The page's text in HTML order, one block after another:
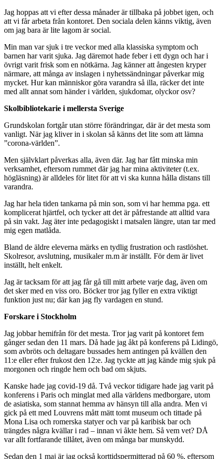
Jag hoppas att vi efter dessa månader är tillbaka på jobbet igen, och
att vi får arbeta från kontoret. Den sociala delen känns viktig, även
om jag bara är lite lagom är social.
Min man var sjuk i tre veckor med alla klassiska symptom och
barnen har varit sjuka. Jag däremot hade feber i ett dygn och har i
övrigt varit frisk som en nötkärna. Jag känner att ångesten kryper
närmare, att många av inslagen i nyhetssändningar påverkar mig
mycket. Hur kan människor göra varandra så illa, räcker det inte
med allt annat som händer i världen, sjukdomar, olyckor osv?
Skolbibliotekarie i mellersta Sverige
Grundskolan fortgår utan större förändringar, där är det mesta som
vanligt. När jag kliver in i skolan så känns det lite som att lämna
”corona-världen”.
Men självklart påverkas alla, även där. Jag har fått minska min
verksamhet, eftersom rummet där jag har mina aktiviteter (t.ex.
högläsning) är alldeles för litet för att vi ska kunna hålla distans till
varandra.
Jag har hela tiden tankarna på min son, som vi har hemma pga. ett
komplicerat hjärtfel, och tycker att det är påfrestande att alltid vara
på sin vakt. Jag äter inte pedagogiskt i matsalen längre, utan tar med
mig egen matlåda.
Bland de äldre eleverna märks en tydlig frustration och rastlöshet.
Skolresor, avslutning, musikaler m.m är inställt. För dem är livet
inställt, helt enkelt.
Jag är tacksam för att jag får gå till mitt arbete varje dag, även om
det sker med en viss oro. Böcker tror jag fyller en extra viktigt
funktion just nu; där kan jag fly vardagen en stund.
Forskare i Stockholm
Jag jobbar hemifrån för det mesta. Tror jag varit på kontoret fem
gånger sedan den 11 mars. Då hade jag åkt på konferens på Lidingö,
som avbröts och deltagare bussades hem antingen på kvällen den
11:e eller efter frukost den 12:e. Jag tyckte att jag kände mig sjuk på
morgonen och ringde hem och bad om skjuts.
Kanske hade jag covid-19 då. Två veckor tidigare hade jag varit på
konferens i Paris och minglat med alla världens medborgare, utom
de asiatiska, som stannat hemma av hänsyn till alla andra. Men vi
gick på ett med Louvrens mått mätt tomt museum och tittade på
Mona Lisa och romerska statyer och var på karibisk bar och
trängdes några kvällar i rad – innan vi åkte hem. Så vem vet? DÅ
var allt fortfarande tillåtet, även om många bar munskydd.
Sedan den 1 maj är jag också korttidspermitterad på 60 %, eftersom